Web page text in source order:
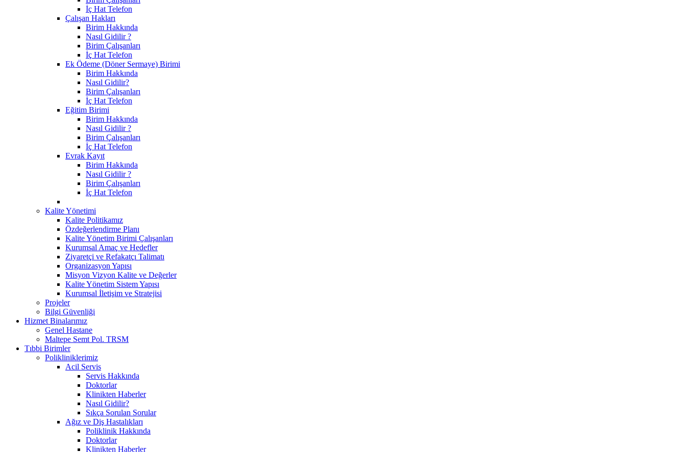
İç Hat Telefon
Çalışan Hakları
Birim Hakkında
Nasıl Gidilir ?
Birim Çalışanları
İç Hat Telefon
Ek Ödeme (Döner Sermaye) Birimi
Birim Hakkında
Nasıl Gidilir?
Birim Çalışanları
İç Hat Telefon
Eğitim Birimi
Birim Hakkında
Nasıl Gidilir ?
Birim Çalışanları
İç Hat Telefon
Evrak Kayıt
Birim Hakkında
Nasıl Gidilir ?
Birim Çalışanları
İç Hat Telefon
Kalite Yönetimi
Kalite Politikamız
Özdeğerlendirme Planı
Kalite Yönetim Birimi Çalışanları
Kurumsal Amaç ve Hedefler
Ziyaretçi ve Refakatçı Talimatı
Organizasyon Yapısı
Misyon Vizyon Kalite ve Değerler
Kalite Yönetim Sistem Yapısı
Kurumsal İletişim ve Stratejisi
Projeler
Bilgi Güvenliği
Hizmet Binalarımız
Genel Hastane
Maltepe Semt Pol. TRSM
Tıbbi Birimler
Polikliniklerimiz
Acil Servis
Servis Hakkında
Doktorlar
Klinikten Haberler
Nasıl Gidilir?
Sıkça Sorulan Sorular
Ağız ve Diş Hastalıkları
Poliklinik Hakkında
Doktorlar
Klinikten Haberler